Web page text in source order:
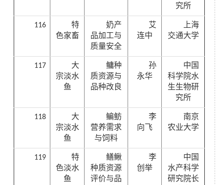
究所
116
特
色家畜
奶产
品加工与
质量安全
艾
连中
上海
交通大学
117
大
宗淡水
鱼
鳙种
质资源与
品种改良
孙
永华
中国
科学院水
生生物研
究所
118
大
宗淡水
鱼
鳊鲂
营养需求
与饲料
李
向飞
南京
农业大学
119
特
色淡水
鱼
鳝鳅
种质资源
评价与品
李
创举
中国
水产科学
研究院长